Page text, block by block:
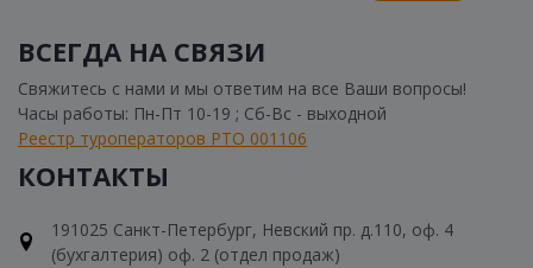
ВСЕГДА НА СВЯЗИ
Свяжитесь с нами и мы ответим на все Ваши вопросы!
Часы работы: Пн-Пт 10-19 ; Сб-Вс - выходной
Реестр туроператоров РТО 001106
КОНТАКТЫ
191025 Санкт-Петербург, Невский пр. д.110, оф. 4
(бухгалтерия) оф. 2 (отдел продаж)